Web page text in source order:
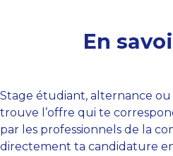
En
Stage étudiant, alternance
trouve l’offre qui te
par les professionnels de la
directement ta candidature